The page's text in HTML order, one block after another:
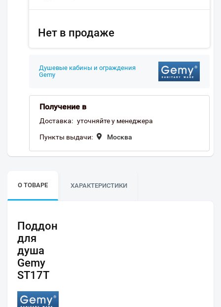
Нет в продаже
Душевые кабины и ограждения
Gemy
Получение в
Доставка: уточняйте у менеджера
Пункты выдачи: Москва
О ТОВАРЕ ХАРАКТЕРИСТИКИ
Поддон
для
душа
Gemy
ST17T